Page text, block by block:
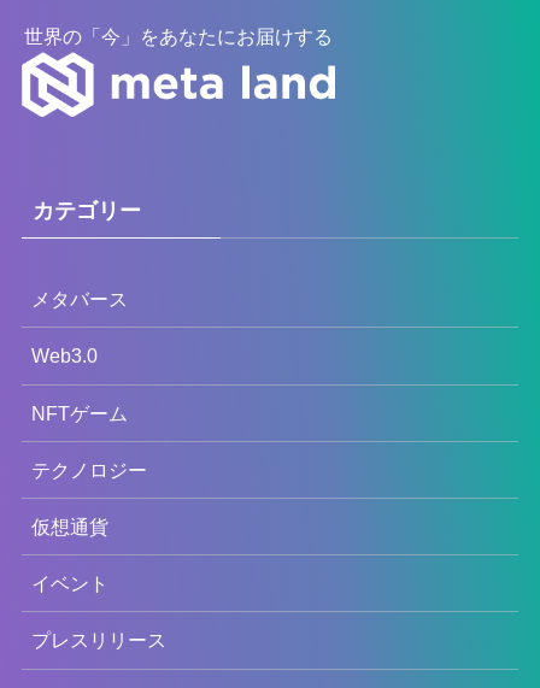
世界の「今」をあなたにお届けする
カテゴリー
メタバース
Web3.0
NFTゲーム
テクノロジー
仮想通貨
イベント
プレスリリース